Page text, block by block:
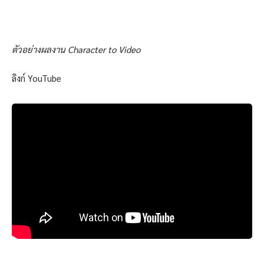
ตัวอย่างผลงาน Character to Video
ลิงก์ YouTube